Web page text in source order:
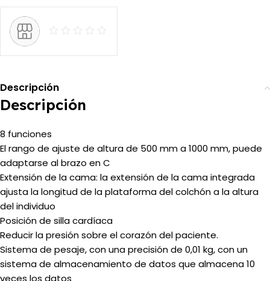
Descripción
Descripción
8 funciones
El rango de ajuste de altura de 500 mm a 1000 mm, puede
adaptarse al brazo en C
Extensión de la cama: la extensión de la cama integrada
ajusta la longitud de la plataforma del colchón a la altura
del individuo
Posición de silla cardíaca
Reducir la presión sobre el corazón del paciente.
Sistema de pesaje, con una precisión de 0,01 kg, con un
sistema de almacenamiento de datos que almacena 10
veces los datos